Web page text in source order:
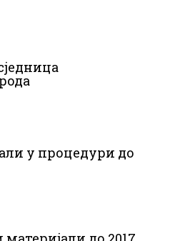
у процедури до